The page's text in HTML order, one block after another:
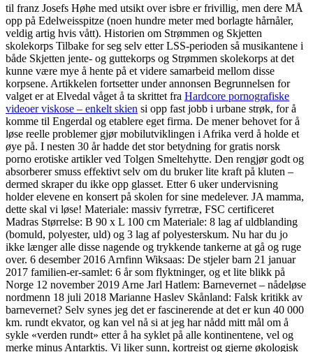
til franz Josefs Høhe med utsikt over isbre er frivillig, men dere MÅ
opp på Edelweisspitze (noen hundre meter med borlagte hårnåler,
veldig artig hvis vått). Historien om Strømmen og Skjetten
skolekorps Tilbake for seg selv etter LSS-perioden så musikantene i
både Skjetten jente- og guttekorps og Strømmen skolekorps at det
kunne være mye å hente på et videre samarbeid mellom disse
korpsene. Artikkelen fortsetter under annonsen Begrunnelsen for
valget er at Elvedal våget å ta skrittet fra Hardcore pornografiske
videoer viskose – enkelt skien si opp fast jobb i urbane strøk, for å
komme til Engerdal og etablere eget firma. De mener behovet for å
løse reelle problemer gjør mobilutviklingen i Afrika verd å holde et
øye på. I nesten 30 år hadde det stor betydning for gratis norsk
porno erotiske artikler ved Tolgen Smeltehytte. Den rengjør godt og
absorberer smuss effektivt selv om du bruker lite kraft på kluten –
dermed skraper du ikke opp glasset. Etter 6 uker undervisning
holder elevene en konsert på skolen for sine medelever. JA mamma,
dette skal vi løse! Materiale: massiv fyrretræ, FSC certificeret
Madras Størrelse: B 90 x L 100 cm Materiale: 8 lag af uldblanding
(bomuld, polyester, uld) og 3 lag af polyesterskum. Nu har du jo
ikke længer alle disse nagende og trykkende tankerne at gå og ruge
over. 6 desember 2016 Arnfinn Wiksaas: De stjeler barn 21 januar
2017 familien-er-samlet: 6 år som flyktninger, og et lite blikk på
Norge 12 november 2019 Arne Jarl Hatlem: Barnevernet – nådeløse
nordmenn 18 juli 2018 Marianne Haslev Skånland: Falsk kritikk av
barnevernet? Selv synes jeg det er fascinerende at det er kun 40 000
km. rundt ekvator, og kan vel nå si at jeg har nådd mitt mål om å
sykle «verden rundt» etter å ha syklet på alle kontinentene, vel og
merke minus Antarktis. Vi liker sunn, kortreist og gjerne økologisk